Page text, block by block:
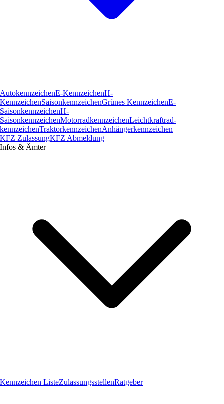
AutokennzeichenE-KennzeichenH-
KennzeichenSaisonkennzeichenGrünes KennzeichenE-
SaisonkennzeichenH-
SaisonkennzeichenMotorradkennzeichenLeichtkraftrad­
kennzeichenTraktorkennzeichenAnhängerkennzeichen
KFZ ZulassungKFZ Abmeldung
Infos & Ämter
Kennzeichen ListeZulassungsstellenRatgeber